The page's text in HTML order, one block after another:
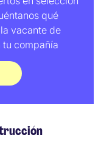
qué
vacante de
tu compañía